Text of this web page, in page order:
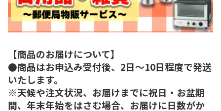
【商品のお届けについて】
●商品はお申込み受付後、2日～10日程度で発送
いたします。
※天候や注文状況、お届けまでに祝日・お盆期
間、年末年始をはさむ場合、お届けに日数がか